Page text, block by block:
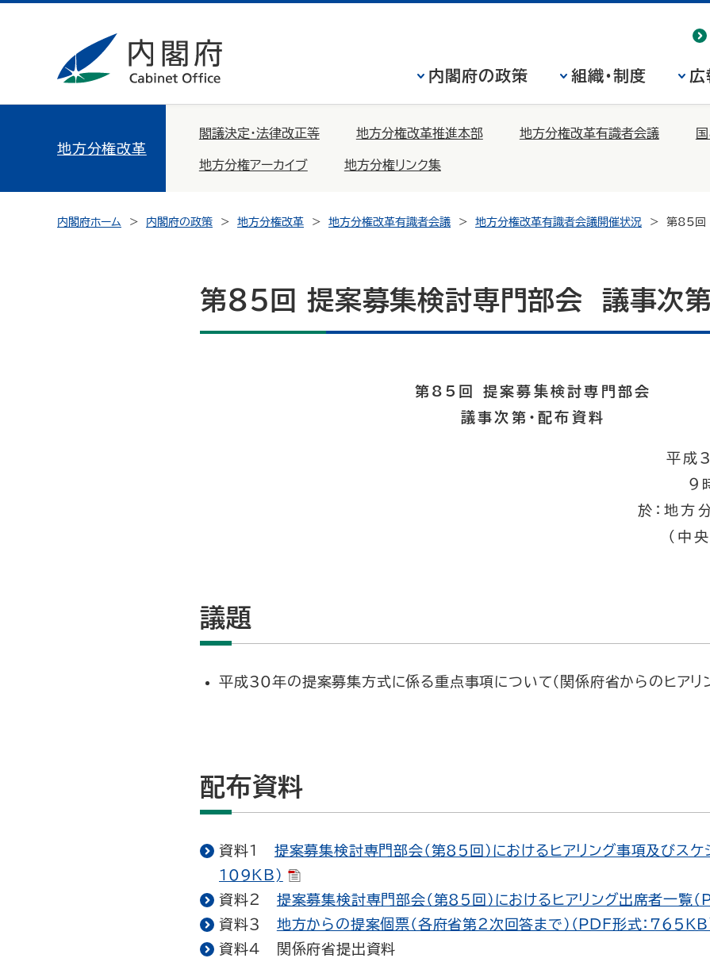
内閣府の政策 組織・制度 広
地方分権改革
閣議決定・法律改正等 地方分権改革推進本部 地方分権改革有識者会議
地方分権アーカイブ 地方分権リンク集
内閣府ホーム 内閣府の政策 地方分権改革 地方分権改革有識者会議 地方分権改革有識者会議開催状況 第85回
第85回 提案募集検討専門部会 議事次第
第85回 提案募集検討専門部会
議事次第・配布資料
平成
於：地方
（中
議題
平成30年の提案募集方式に係る重点事項について（関係府省からのヒアリ
配布資料
資料１ 提案募集検討専門部会（第85回）におけるヒアリング事項及びスケ
109KB)
資料２ 提案募集検討専門部会（第85回）におけるヒアリング出席者一覧
資料３ 地方からの提案個票（各府省第２次回答まで）（PDF形式：765KB
資料４ 関係府省提出資料